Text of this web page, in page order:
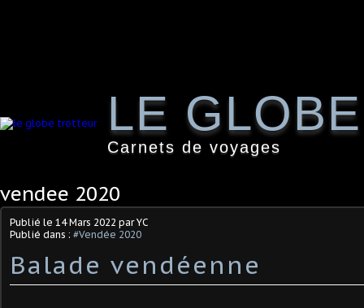
LE
Carnets de voyages
vendee 2020
Publié le 14 Mars 2022 par YC
Publié dans : #Vendée 2020
Balade vendéenne